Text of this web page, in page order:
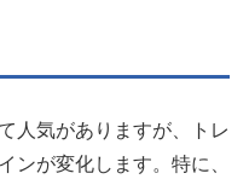
人気がありますが、トレ
ンが変化します。特に、